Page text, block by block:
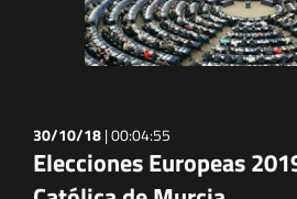
30/10/18|00:04:55
Elecciones Europeas